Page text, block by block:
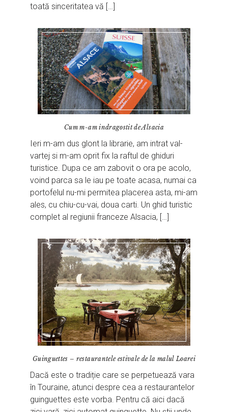
toată sinceritatea vă […]
Cum m-am indragostit de Alsacia
Ieri m-am dus glont la librarie, am intrat val-
vartej si m-am oprit fix la raftul de ghiduri
turistice. Dupa ce am zabovit o ora pe acolo,
voind parca sa le iau pe toate acasa, numai ca
portofelul nu-mi permitea placerea asta, mi-am
ales, cu chiu-cu-vai, doua carti. Un ghid turistic
complet al regiunii franceze Alsacia, […]
Guinguettes – restaurantele estivale de la malul Loarei
Dacă este o tradiție care se perpetuează vara
în Touraine, atunci despre cea a restaurantelor
guinguettes este vorba. Pentru că aici dacă